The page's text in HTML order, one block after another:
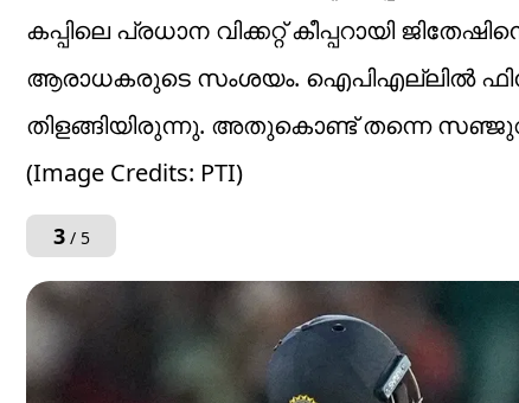
കപ്പിലെ പ്രധാന വിക്കറ്റ് കീപ്പറായി
ആരാധകരുടെ സംശയം. ഐപിഎല്ലില്‍
തിളങ്ങിയിരുന്നു. അതുകൊണ്ട് തന്നെ
(Image Credits: PTI)
3/ 5